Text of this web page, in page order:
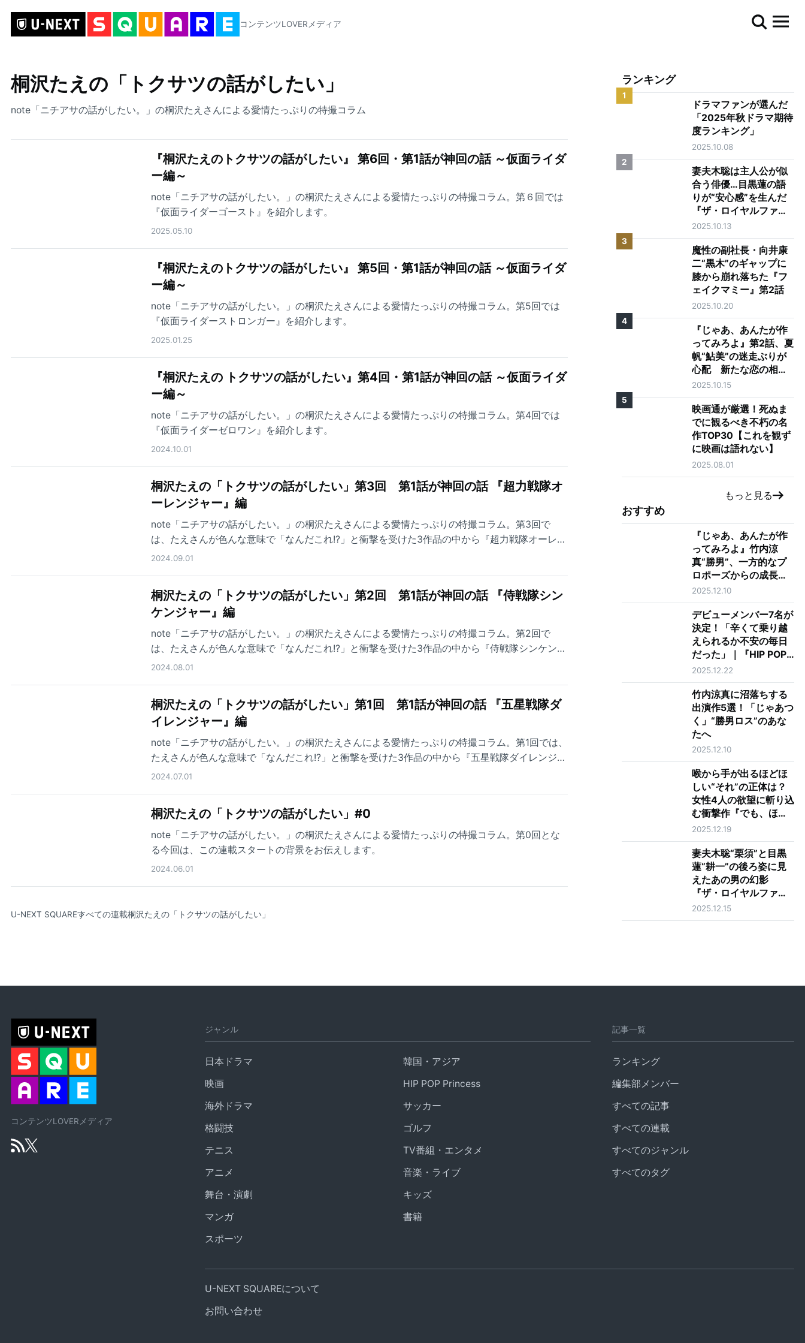
コンテンツLOVERメディア
桐沢たえの「トクサツの話がしたい」
note「ニチアサの話がしたい。」の桐沢たえさんによる愛情たっぷりの特撮コラム
『桐沢たえのトクサツの話がしたい』 第6回・第1話が神回の話 ～仮面ライダ
ー編～
note「ニチアサの話がしたい。」の桐沢たえさんによる愛情たっぷりの特撮コラム。第６回では
『仮面ライダーゴースト』を紹介します。
2025.05.10
『桐沢たえのトクサツの話がしたい』 第5回・第1話が神回の話 ～仮面ライダ
ー編～
note「ニチアサの話がしたい。」の桐沢たえさんによる愛情たっぷりの特撮コラム。第5回では
『仮面ライダーストロンガー』を紹介します。
2025.01.25
『桐沢たえの トクサツの話がしたい』第4回・第1話が神回の話 ～仮面ライダ
ー編～
note「ニチアサの話がしたい。」の桐沢たえさんによる愛情たっぷりの特撮コラム。第4回では
『仮面ライダーゼロワン』を紹介します。
2024.10.01
桐沢たえの「トクサツの話がしたい」第3回 第1話が神回の話 『超力戦隊オ
ーレンジャー』編
note「ニチアサの話がしたい。」の桐沢たえさんによる愛情たっぷりの特撮コラム。第3回で
は、たえさんが色んな意味で「なんだこれ!?」と衝撃を受けた3作品の中から『超力戦隊オーレン
ジャー』をご紹介します。
2024.09.01
桐沢たえの「トクサツの話がしたい」第2回 第1話が神回の話 『侍戦隊シン
ケンジャー』編
note「ニチアサの話がしたい。」の桐沢たえさんによる愛情たっぷりの特撮コラム。第2回で
は、たえさんが色んな意味で「なんだこれ!?」と衝撃を受けた3作品の中から『侍戦隊シンケンジ
ャー』をご紹介します。
2024.08.01
桐沢たえの「トクサツの話がしたい」第1回 第1話が神回の話 『五星戦隊ダ
イレンジャー』編
note「ニチアサの話がしたい。」の桐沢たえさんによる愛情たっぷりの特撮コラム。第1回では、
たえさんが色んな意味で「なんだこれ!?」と衝撃を受けた3作品の中から『五星戦隊ダイレンジャ
ー』をご紹介します。
2024.07.01
桐沢たえの「トクサツの話がしたい」#0
note「ニチアサの話がしたい。」の桐沢たえさんによる愛情たっぷりの特撮コラム。第0回とな
る今回は、この連載スタートの背景をお伝えします。
2024.06.01
U-NEXT SQUAREすべての連載桐沢たえの「トクサツの話がしたい」
ランキング
1
ドラマファンが選んだ
「2025年秋ドラマ期待
度ランキング」
2025.10.08
2
妻夫木聡は主人公が似
合う俳優…目黒蓮の語
りが“安心感”を生んだ
『ザ・ロイヤルファミ
リー』第1話
2025.10.13
3
魔性の副社長・向井康
二“黒木”のギャップに
膝から崩れ落ちた『フ
ェイクマミー』第2話
2025.10.20
4
『じゃあ、あんたが作
ってみろよ』第2話、夏
帆“鮎美”の迷走ぶりが
心配 新たな恋の相手
に「大丈夫そう？」の
声も
2025.10.15
5
映画通が厳選！死ぬま
でに観るべき不朽の名
作TOP30【これを観ず
に映画は語れない】
2025.08.01
もっと見る
おすすめ
『じゃあ、あんたが作
ってみろよ』竹内涼
真“勝男”、一方的なプ
ロポーズからの成長に
涙 最終回で夏帆“鮎
美”に告げた最上級の愛
とは
2025.12.10
デビューメンバー7名が
決定！「辛くて乗り越
えられるか不安の毎日
だった」｜『HIP POP
Princess』最終回レビ
ュー
2025.12.22
竹内涼真に沼落ちする
出演作5選！「じゃあつ
く」“勝男ロス”のあな
たへ
2025.12.10
喉から手が出るほどほ
しい“それ”の正体は？
女性4人の欲望に斬り込
む衝撃作『でも、ほし
い』山下紘加インタビ
ュー
2025.12.19
妻夫木聡“栗須”と目黒
蓮“耕一”の後ろ姿に見
えたあの男の幻影
『ザ・ロイヤルファミ
リー』最終話
2025.12.15
コンテンツLOVERメディア
ジャンル
日本ドラマ
韓国・アジア
映画
HIP POP Princess
海外ドラマ
サッカー
格闘技
ゴルフ
テニス
TV番組・エンタメ
アニメ
音楽・ライブ
舞台・演劇
キッズ
マンガ
書籍
スポーツ
記事一覧
ランキング
編集部メンバー
すべての記事
すべての連載
すべてのジャンル
すべてのタグ
U-NEXT SQUAREについて
お問い合わせ